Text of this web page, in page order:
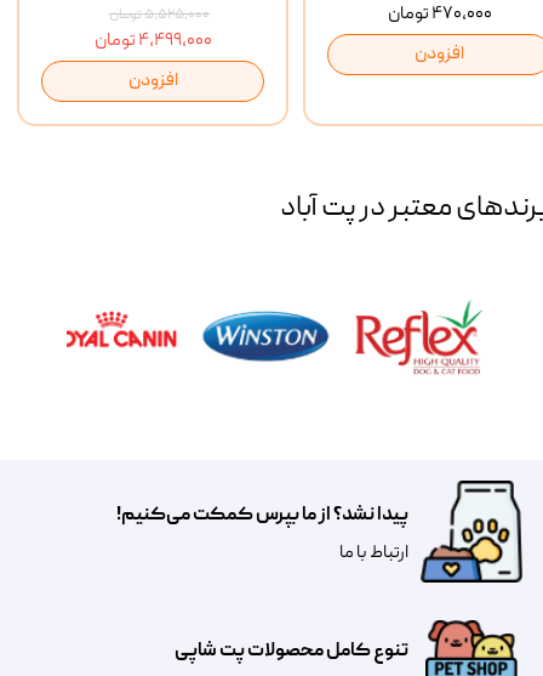
۵,۵۲۵,۰۰۰ تومان
۴,۴۹۹,۰۰۰ تومان
افزودن
۴۷۰,۰۰۰ تومان
افزودن
معتبر در پت آباد
تنوع کامل محصولات پت شاپی
پیدا نشد؟ از ما بپرس کمکت می‌کنیم!
​​​ارتباط با ما